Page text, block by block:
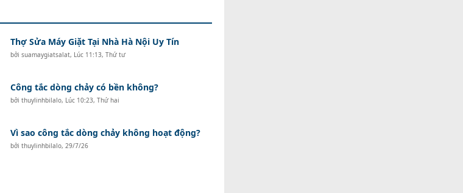
Thợ Sửa Máy Giặt Tại Nhà Hà Nội Uy Tín
bởi suamaygiatsalat, Lúc 11:13, Thứ tư
Công tắc dòng chảy có bền không?
bởi thuylinhbilalo, Lúc 10:23, Thứ hai
Vì sao công tắc dòng chảy không hoạt động?
bởi thuylinhbilalo, 29/7/26